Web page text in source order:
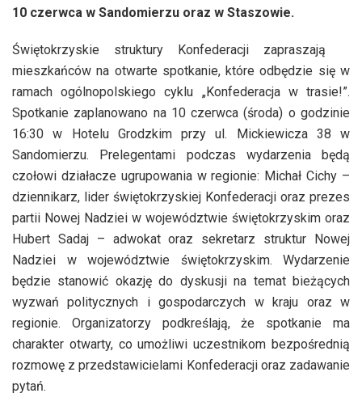
10 czerwca w Sandomierzu oraz w Staszowie.
Świętokrzyskie struktury Konfederacji zapraszają
mieszkańców na otwarte spotkanie, które odbędzie się w
ramach ogólnopolskiego cyklu „Konfederacja w trasie!”.
Spotkanie zaplanowano na 10 czerwca (środa) o godzinie
16:30 w Hotelu Grodzkim przy ul. Mickiewicza 38 w
Sandomierzu. Prelegentami podczas wydarzenia będą
czołowi działacze ugrupowania w regionie: Michał Cichy –
dziennikarz, lider świętokrzyskiej Konfederacji oraz prezes
partii Nowej Nadziei w województwie świętokrzyskim oraz
Hubert Sadaj – adwokat oraz sekretarz struktur Nowej
Nadziei w województwie świętokrzyskim. Wydarzenie
będzie stanowić okazję do dyskusji na temat bieżących
wyzwań politycznych i gospodarczych w kraju oraz w
regionie. Organizatorzy podkreślają, że spotkanie ma
charakter otwarty, co umożliwi uczestnikom bezpośrednią
rozmowę z przedstawicielami Konfederacji oraz zadawanie
pytań.